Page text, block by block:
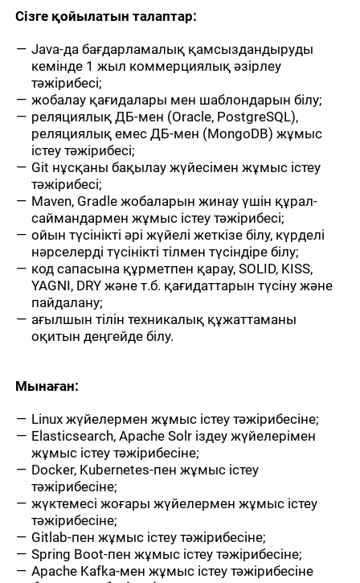
Сізге қойылатын талаптар:
Java-да бағдарламалық қамсыздандыруды
кемінде 1 жыл коммерциялық әзірлеу
тәжірибесі;
жобалау қағидалары мен шаблондарын білу;
реляциялық ДБ-мен (Oracle, PostgreSQL),
реляциялық емес ДБ-мен (MongoDB) жұмыс
істеу тәжірибесі;
Git нұсқаны бақылау жүйесімен жұмыс істеу
тәжірибесі;
Maven, Gradle жобаларын жинау үшін құрал-
саймандармен жұмыс істеу тәжірибесі;
ойын түсінікті әрі жүйелі жеткізе білу, күрделі
нәрселерді түсінікті тілмен түсіндіре білу;
код сапасына құрметпен қарау, SOLID, KISS,
YAGNI, DRY және т.б. қағидаттарын түсіну және
пайдалану;
ағылшын тілін техникалық құжаттаманы
оқитын деңгейде білу.
Мынаған:
Linux жүйелермен жұмыс істеу тәжірибесіне;
Elasticsearch, Apache Solr іздеу жүйелерімен
жұмыс істеу тәжірибесіне;
Docker, Kubernetes-пен жұмыс істеу
тәжірибесіне;
жүктемесі жоғары жүйелермен жұмыс істеу
тәжірибесіне;
Gitlab-пен жұмыс істеу тәжірибесіне;
Spring Boot-пен жұмыс істеу тәжірибесіне;
Apache Kafka-мен жұмыс істеу тәжірибесіне